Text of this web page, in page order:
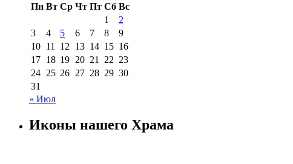
Пн Вт Ср Чт Пт Сб Вс
1
2
3
4 5 6 7 8
9
10 11 12 13 14 15 16
17 18 19 20 21 22 23
24 25 26 27 28 29 30
31
« Июл
Иконы нашего Храма